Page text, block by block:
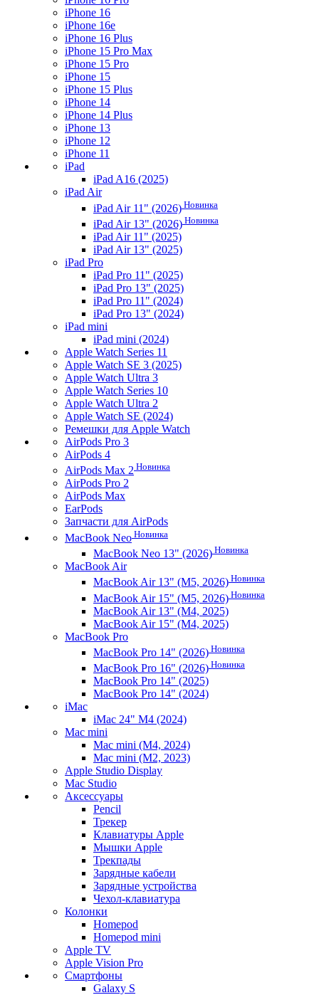
iPhone 16
iPhone 16e
iPhone 16 Plus
iPhone 15 Pro Max
iPhone 15 Pro
iPhone 15
iPhone 15 Plus
iPhone 14
iPhone 14 Plus
iPhone 13
iPhone 12
iPhone 11
iPad
iPad A16 (2025)
iPad Air
iPad Air 11" (2026) Новинка
iPad Air 13" (2026) Новинка
iPad Air 11" (2025)
iPad Air 13" (2025)
iPad Pro
iPad Pro 11" (2025)
iPad Pro 13" (2025)
iPad Pro 11" (2024)
iPad Pro 13" (2024)
iPad mini
iPad mini (2024)
Apple Watch Series 11
Apple Watch SE 3 (2025)
Apple Watch Ultra 3
Apple Watch Series 10
Apple Watch Ultra 2
Apple Watch SE (2024)
Ремешки для Apple Watch
AirPods Pro 3
AirPods 4
AirPods Max 2 Новинка
AirPods Pro 2
AirPods Max
EarPods
Запчасти для AirPods
MacBook Neo Новинка
MacBook Neo 13" (2026) Новинка
MacBook Air
MacBook Air 13" (M5, 2026) Новинка
MacBook Air 15" (M5, 2026) Новинка
MacBook Air 13" (M4, 2025)
MacBook Air 15" (M4, 2025)
MacBook Pro
MacBook Pro 14" (2026) Новинка
MacBook Pro 16" (2026) Новинка
MacBook Pro 14" (2025)
MacBook Pro 14" (2024)
iMac
iMac 24" M4 (2024)
Mac mini
Mac mini (M4, 2024)
Mac mini (M2, 2023)
Apple Studio Display
Mac Studio
Аксессуары
Pencil
Трекер
Клавиатуры Apple
Мышки Apple
Трекпады
Зарядные кабели
Зарядные устройства
Чехол-клавиатура
Колонки
Homepod
Homepod mini
Apple TV
Apple Vision Pro
Смартфоны
Galaxy S